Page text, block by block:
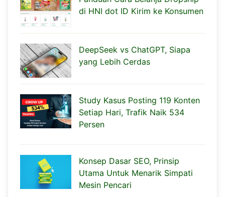
di HNI dot ID Kirim ke Konsumen
DeepSeek vs ChatGPT, Siapa
yang Lebih Cerdas
Study Kasus Posting 119 Konten
Setiap Hari, Trafik Naik 534
Persen
Konsep Dasar SEO, Prinsip
Utama Untuk Menarik Simpati
Mesin Pencari